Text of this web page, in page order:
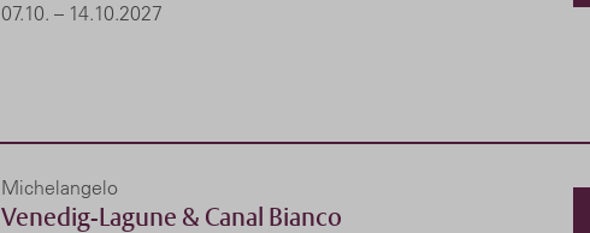
07.10. – 14.10.2027
Michelangelo
Venedig-Lagune & Canal Bianco